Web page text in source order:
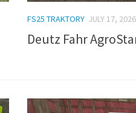
FS25 TRAKTORY JULY 17, 2026
Deutz Fahr